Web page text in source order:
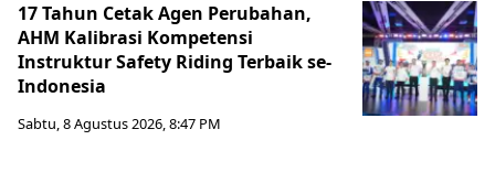
17 Tahun Cetak Agen Perubahan,
AHM Kalibrasi Kompetensi
Instruktur Safety Riding Terbaik se-
Indonesia
Sabtu, 8 Agustus 2026, 8:47 PM